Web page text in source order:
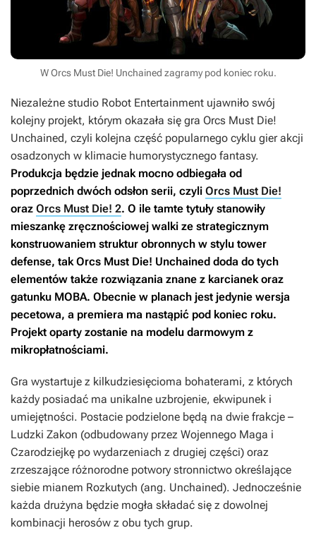
W Orcs Must Die! Unchained zagramy pod koniec roku.
Niezależne studio Robot Entertainment ujawniło swój
kolejny projekt, którym okazała się gra Orcs Must Die!
Unchained, czyli kolejna część popularnego cyklu gier akcji
osadzonych w klimacie humorystycznego fantasy.
Produkcja będzie jednak mocno odbiegała od
poprzednich dwóch odsłon serii, czyli Orcs Must Die!
oraz Orcs Must Die! 2. O ile tamte tytuły stanowiły
mieszankę zręcznościowej walki ze strategicznym
konstruowaniem struktur obronnych w stylu tower
defense, takOrcs Must Die! Unchained doda do tych
elementów także rozwiązania znane z karcianek oraz
gatunku MOBA. Obecnie w planach jest jedynie wersja
pecetowa, a premiera ma nastąpić pod koniec roku.
Projekt oparty zostanie na modelu darmowym z
mikropłatnościami.
Gra wystartuje z kilkudziesięcioma bohaterami, z których
każdy posiadać ma unikalne uzbrojenie, ekwipunek i
umiejętności. Postacie podzielone będą na dwie frakcje –
Ludzki Zakon (odbudowany przez Wojennego Maga i
Czarodziejkę po wydarzeniach z drugiej części) oraz
zrzeszające różnorodne potwory stronnictwo określające
siebie mianem Rozkutych (ang. Unchained). Jednocześnie
każda drużyna będzie mogła składać się z dowolnej
kombinacji herosów z obu tych grup.